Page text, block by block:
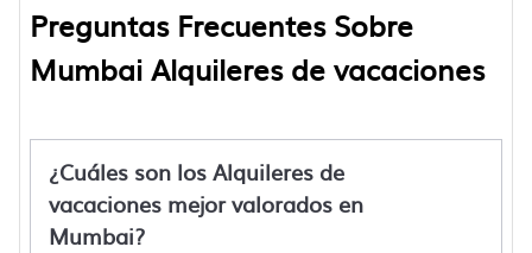
Preguntas Frecuentes Sobre
Mumbai Alquileres de vacaciones
¿Cuáles son los Alquileres de
vacaciones mejor valorados en
Mumbai?